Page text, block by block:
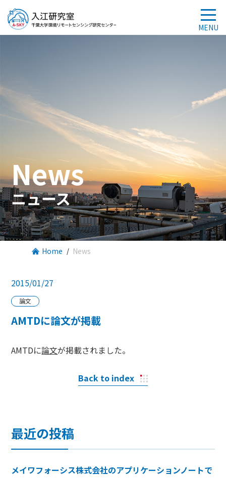
News
ニュース
Home News
2015/01/27
論文
AMTDに論文が掲載
AMTDに論文が掲載されました。
Back to index
最近の投稿
メイワフォーシス株式会社のアプリケーションノートで